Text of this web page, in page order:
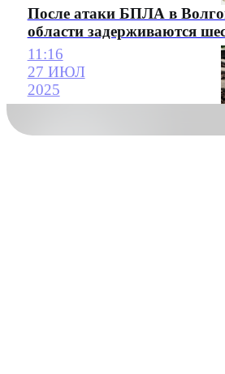
После атаки БПЛА в
области задерживаются
11:16
27 ИЮЛ
2025